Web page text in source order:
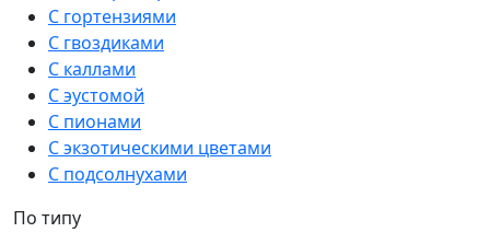
С гортензиями
С гвоздиками
С каллами
С эустомой
С пионами
С экзотическими цветами
С подсолнухами
По типу